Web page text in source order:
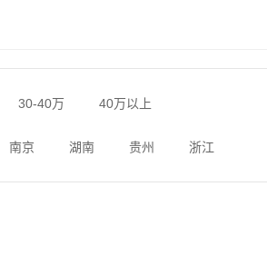
30-40万 40万以上
南京 湖南 贵州 浙江